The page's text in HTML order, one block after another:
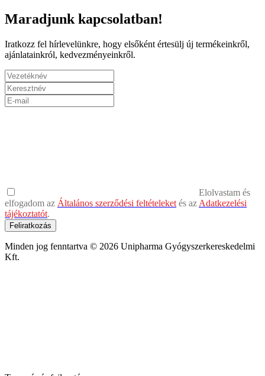
Maradjunk kapcsolatban!
Iratkozz fel hírlevelünkre, hogy elsőként értesülj új termékeinkről,
ajánlatainkról, kedvezményeinkről.
Elolvastam és
elfogadom az Általános szerződési feltételeket és az Adatkezelési
tájékoztatót.
Feliratkozás
Minden jog fenntartva © 2026 Unipharma Gyógyszerkereskedelmi
Kft.